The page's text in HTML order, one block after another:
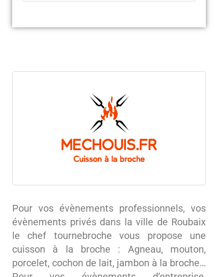
Pour vos évènements professionnels, vos
évènements privés dans la ville de Roubaix
le chef tournebroche vous propose une
cuisson à la broche : Agneau, mouton,
porcelet, cochon de lait, jambon à la broche…